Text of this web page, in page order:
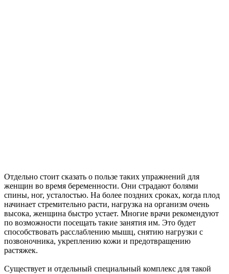
Отдельно стоит сказать о пользе таких упражнений для
женщин во время беременности. Они страдают болями
спины, ног, усталостью. На более поздних сроках, когда плод
начинает стремительно расти, нагрузка на организм очень
высока, женщина быстро устает. Многие врачи рекомендуют
по возможности посещать такие занятия им. Это будет
способствовать расслаблению мышц, снятию нагрузки с
позвоночника, укреплению кожи и предотвращению
растяжек.
Существует и отдельный специальный комплекс для такой